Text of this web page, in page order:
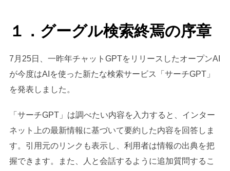
１．グーグル検索終焉の序章
7月25日、一昨年チャットGPTをリリースしたオープンAI
が今度はAIを使った新たな検索サービス「サーチGPT」
を発表しました。
「サーチGPT」は調べたい内容を入力すると、インター
ネット上の最新情報に基づいて要約した内容を回答しま
す。引用元のリンクも表示し、利用者は情報の出典を把
握できます。また、人と会話するように追加質問するこ